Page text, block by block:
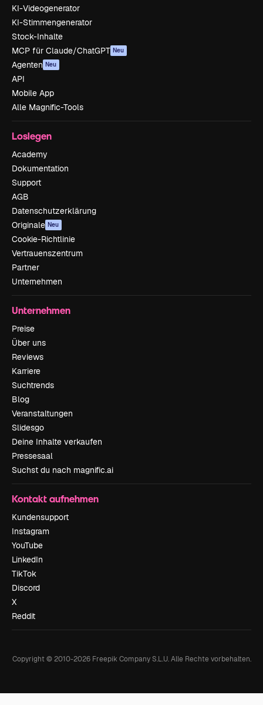
KI-Videogenerator
KI-Stimmengenerator
Stock-Inhalte
MCP für Claude/ChatGPT Neu
Agenten Neu
API
Mobile App
Alle Magnific-Tools
Loslegen
Academy
Dokumentation
Support
AGB
Datenschutzerklärung
Originale Neu
Cookie-Richtlinie
Vertrauenszentrum
Partner
Unternehmen
Unternehmen
Preise
Über uns
Reviews
Karriere
Suchtrends
Blog
Veranstaltungen
Slidesgo
Deine Inhalte verkaufen
Pressesaal
Suchst du nach magnific.ai
Kontakt aufnehmen
Kundensupport
Instagram
YouTube
LinkedIn
TikTok
Discord
X
Reddit
Copyright © 2010-2026Freepik Company S.L.U. Alle Rechte vorbehalten.